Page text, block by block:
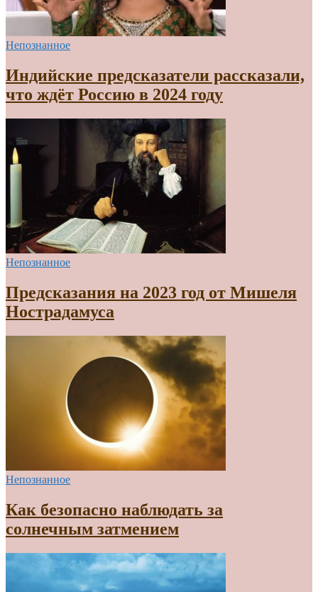
Непознанное
Индийские предсказатели рассказали,
что ждёт Россию в 2024 году
Непознанное
Предсказания на 2023 год от Мишеля
Нострадамуса
Непознанное
Как безопасно наблюдать за
солнечным затмением